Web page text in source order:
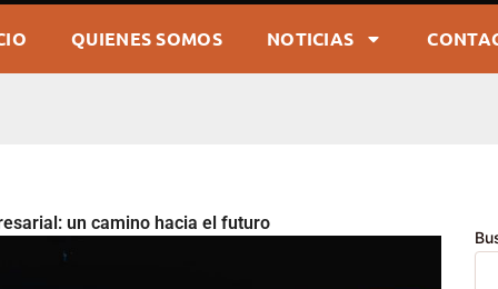
QUIENES SOMOS NOTICIAS
un camino hacia el futuro